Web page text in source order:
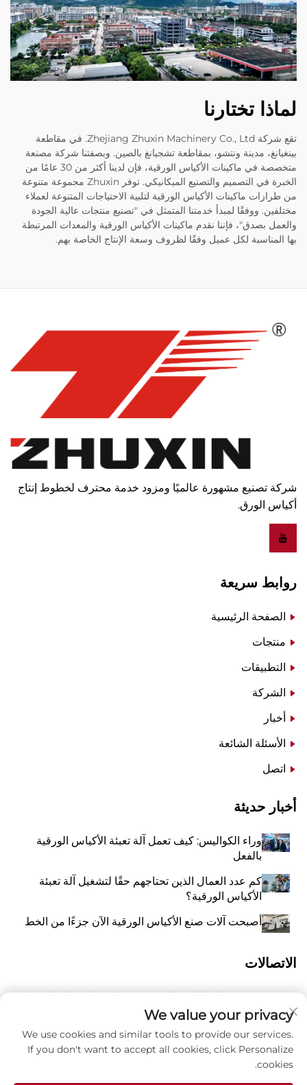
لماذا تختارنا
تقع شركة Zhejiang Zhuxin Machinery Co., Ltd. في مقاطعة
بينغيانغ، مدينة ونتشو، بمقاطعة تشجيانغ بالصين. وبصفتنا شركة مصنعة
متخصصة في ماكينات الأكياس الورقية، فإن لدينا أكثر من 30 عامًا من
الخبرة في التصميم والتصنيع الميكانيكي. توفر Zhuxin مجموعة متنوعة
من طرازات ماكينات الأكياس الورقية لتلبية الاحتياجات المتنوعة لعملاء
مختلفين. ووفقًا لمبدأ خدمتنا المتمثل في "تصنيع منتجات عالية الجودة
والعمل بصدق"، فإننا نقدم ماكينات الأكياس الورقية والمعدات المرتبطة
بها المناسبة لكل عميل وفقًا لظروف وسعة الإنتاج الخاصة بهم.
شركة تصنيع مشهورة عالميًا ومزود خدمة محترف لخطوط إنتاج
أكياس الورق.
روابط سريعة
الصفحة الرئيسية
منتجات
التطبيقات
الشركة
أخبار
الأسئلة الشائعة
اتصل
أخبار حديثة
وراء الكواليس: كيف تعمل آلة تعبئة الأكياس الورقية
بالفعل
كم عدد العمال الذين تحتاجهم حقًا لتشغيل آلة تعبئة
الأكياس الورقية؟
أصبحت آلات صنع الأكياس الورقية الآن جزءًا من الخط
الاتصالات
رقم 118 شارع ليانغيو الشرقية، تشانغتشياو، بلدة وانكوان،
بينغيانغ، مدينة ونتشو، مقاطعة تشيجيانغ، الصين 325409
P
8615988795434
We value your privacy
We use cookies and similar tools to provide our services.
If you don't want to accept all cookies, click Personalize
cookies.